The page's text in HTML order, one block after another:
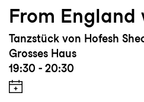
From England
Tanzstück von Hofesh
Grosses Haus
19:30 - 20:30